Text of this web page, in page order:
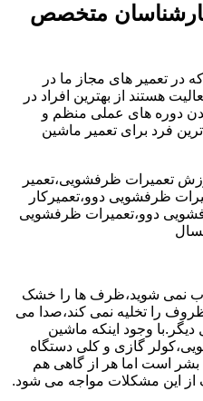
متخصص
در تعمیر های مجاز ما در
هستند از بهترین افراد در
دوره های عملی منظم و
فرد برای تعمیر ماشین
تعمیرات ظرفشویی،تعمیر
ظرفشویی دوو،تعمیرکار
دوو،تعمیرات ظرفشویی
نمی شوید،ظرف ها را خشک
را تخلیه نمی کند،صدا می
وجود اینکه ماشین
گازی و کلی دستگاه
بشر است اما هر از گاهی هم
از این مشکلات مواجه می شود.